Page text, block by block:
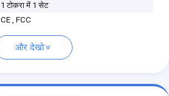
1 टोकरा में 1 सेट
CE , FCC
और देखो